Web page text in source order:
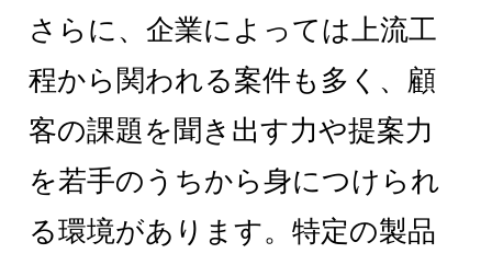
さらに、企業によっては上流工
程から関われる案件も多く、顧
客の課題を聞き出す力や提案力
を若手のうちから身につけられ
る環境があります。特定の製品